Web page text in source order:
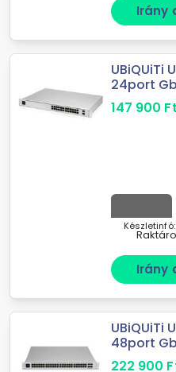
Irány
UBiQUiTi
24port
147 900 Ft
Készletinfó:
Irány
UBiQUiTi
48port
222 900